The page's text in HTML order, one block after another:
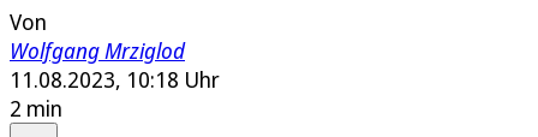
Von
Wolfgang Mrziglod
11.08.2023, 10:18 Uhr
2 min